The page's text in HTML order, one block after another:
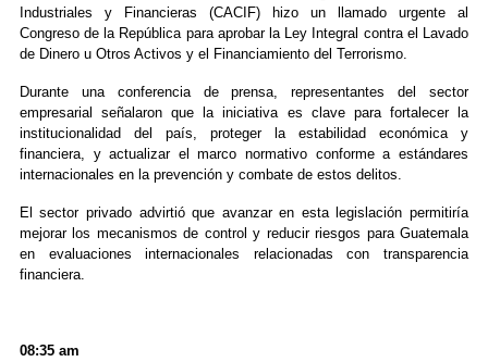
Industriales y Financieras (CACIF) hizo un llamado urgente al
Congreso de la República para aprobar la Ley Integral contra el Lavado
de Dinero u Otros Activos y el Financiamiento del Terrorismo.
Durante una conferencia de prensa, representantes del sector
empresarial señalaron que la iniciativa es clave para fortalecer la
institucionalidad del país, proteger la estabilidad económica y
financiera, y actualizar el marco normativo conforme a estándares
internacionales en la prevención y combate de estos delitos.
El sector privado advirtió que avanzar en esta legislación permitiría
mejorar los mecanismos de control y reducir riesgos para Guatemala
en evaluaciones internacionales relacionadas con transparencia
financiera.
08:35 am